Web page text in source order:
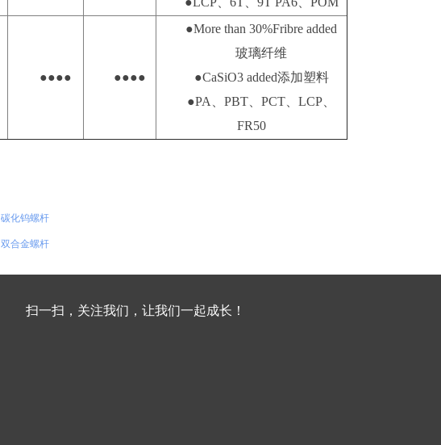
●●●● ●●●●
●More than 30%Fribre added
玻璃纤维
●CaSiO3 added添加塑料
●PA、PBT、PCT、LCP、
FR50
碳化钨螺杆
双合金螺杆
扫一扫，关注我们，让我们一起成长！